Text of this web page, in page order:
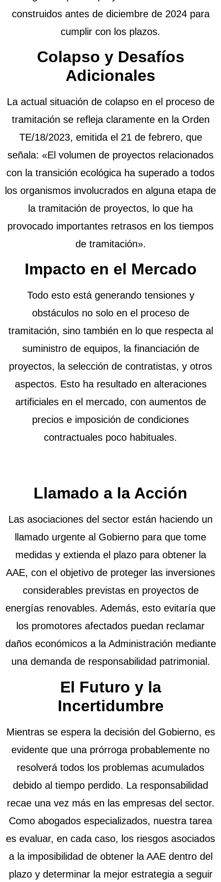
construidos antes de diciembre de 2024 para
cumplir con los plazos.
Colapso y Desafíos
Adicionales
La actual situación de colapso en el proceso de
tramitación se refleja claramente en la Orden
TE/18/2023, emitida el 21 de febrero, que
señala: «El volumen de proyectos relacionados
con la transición ecológica ha superado a todos
los organismos involucrados en alguna etapa de
la tramitación de proyectos, lo que ha
provocado importantes retrasos en los tiempos
de tramitación».
Impacto en el Mercado
Todo esto está generando tensiones y
obstáculos no solo en el proceso de
tramitación, sino también en lo que respecta al
suministro de equipos, la financiación de
proyectos, la selección de contratistas, y otros
aspectos. Esto ha resultado en alteraciones
artificiales en el mercado, con aumentos de
precios e imposición de condiciones
contractuales poco habituales.
Llamado a la Acción
Las asociaciones del sector están haciendo un
llamado urgente al Gobierno para que tome
medidas y extienda el plazo para obtener la
AAE, con el objetivo de proteger las inversiones
considerables previstas en proyectos de
energías renovables. Además, esto evitaría que
los promotores afectados puedan reclamar
daños económicos a la Administración mediante
una demanda de responsabilidad patrimonial.
El Futuro y la
Incertidumbre
Mientras se espera la decisión del Gobierno, es
evidente que una prórroga probablemente no
resolverá todos los problemas acumulados
debido al tiempo perdido. La responsabilidad
recae una vez más en las empresas del sector.
Como abogados especializados, nuestra tarea
es evaluar, en cada caso, los riesgos asociados
a la imposibilidad de obtener la AAE dentro del
plazo y determinar la mejor estrategia a seguir